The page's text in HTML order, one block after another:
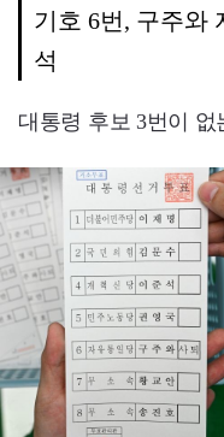
기호 6번, 구주와
석
대통령 후보 3번이